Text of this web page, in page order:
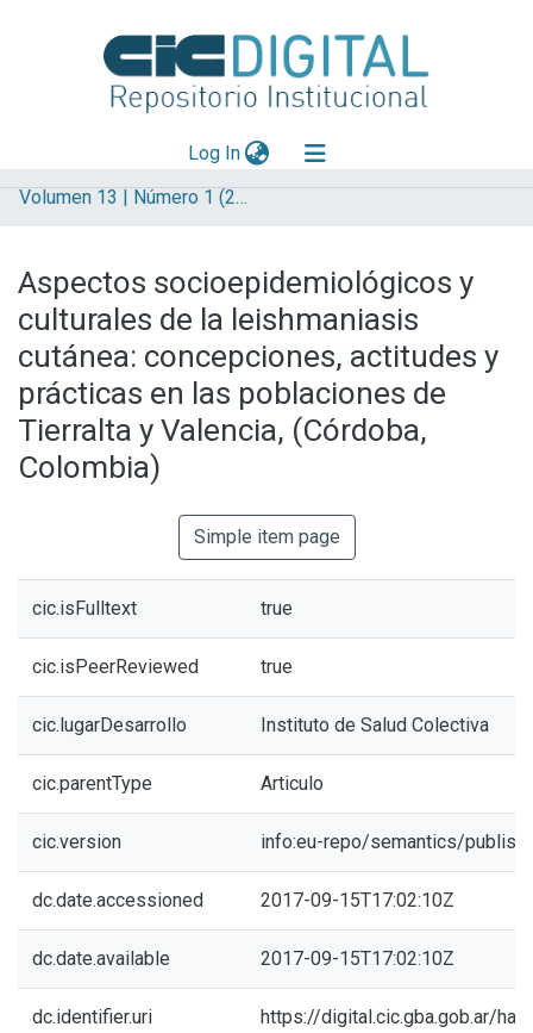
Log In(current)
Explorar
Aportar material
Statistics
Volumen 13 | Número 1 (2017)
Aspectos socioepidemiológicos y
culturales de la leishmaniasis
cutánea: concepciones, actitudes y
prácticas en las poblaciones de
Tierralta y Valencia, (Córdoba,
Colombia)
Simple item page
cic.isFulltext true
cic.isPeerReviewed true
cic.lugarDesarrollo Instituto de Salud Colectiva
cic.parentType Articulo
cic.version info:eu-repo/semantics/
dc.date.accessioned 2017-09-15T17:02:10Z
dc.date.available 2017-09-15T17:02:10Z
dc.identifier.uri https://digital.cic.gba.gob.ar/